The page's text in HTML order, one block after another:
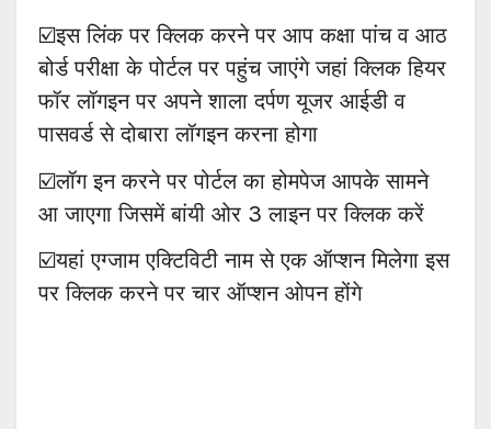
☑️इस लिंक पर क्लिक करने पर आप कक्षा पांच व आठ
बोर्ड परीक्षा के पोर्टल पर पहुंच जाएंगे जहां क्लिक हियर
फॉर लॉगइन पर अपने शाला दर्पण यूजर आईडी व
पासवर्ड से दोबारा लॉगइन करना होगा
☑️लॉग इन करने पर पोर्टल का होमपेज आपके सामने
आ जाएगा जिसमें बांयी ओर 3 लाइन पर क्लिक करें
☑️यहां एग्जाम एक्टिविटी नाम से एक ऑप्शन मिलेगा इस
पर क्लिक करने पर चार ऑप्शन ओपन होंगे